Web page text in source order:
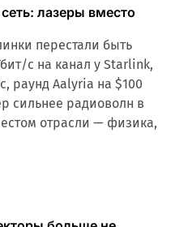
лазеры вместо
перестали быть
с на канал у Starlink,
раунд Aalyria на $100
сильнее радиоволн в
отрасли — физика,